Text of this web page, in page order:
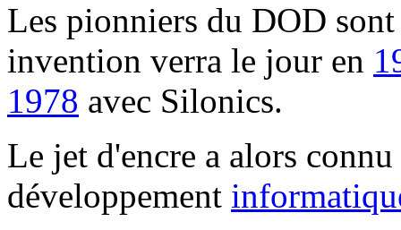
Les pionniers du DOD
invention verra le jour en
1978 avec Silonics.
Le jet d'encre a alors
développement